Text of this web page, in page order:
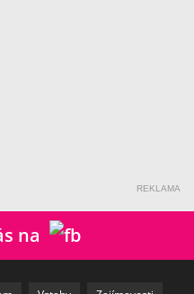
REKLAMA
na